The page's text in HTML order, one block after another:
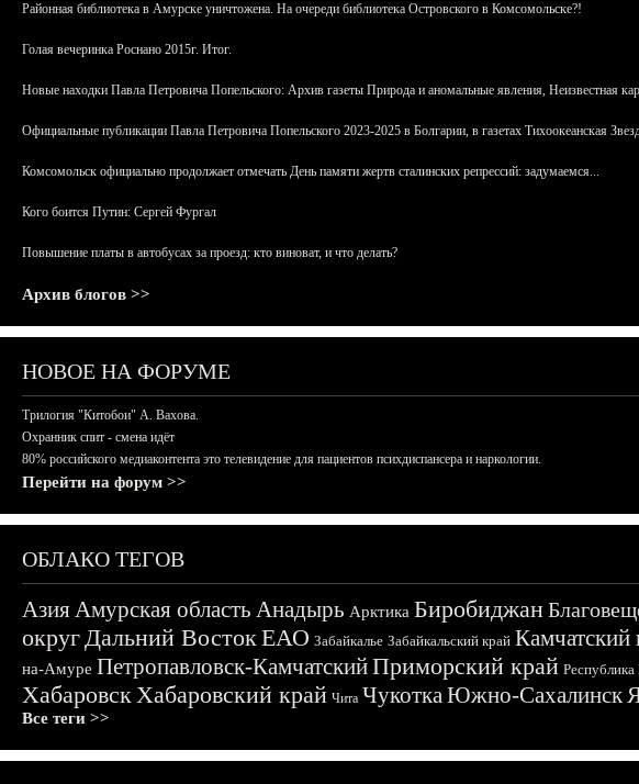
Районная библиотека в Амурске уничтожена. На очереди библиотека Островского в Комсомольске?!
Голая вечеринка Роснано 2015г. Итог.
Новые находки Павла Петровича Попельского: Архив газеты Природа и аномальные явления, Неизвестная
Официальные публикации Павла Петровича Попельского 2023-2025 в Болгарии, в газетах Тихоокеанская
Комсомольск официально продолжает отмечать День памяти жертв сталинских репрессий: задумаемся...
Кого боится Путин: Сергей Фургал
Повышение платы в автобусах за проезд: кто виноват, и что делать?
Архив блогов >>
НОВОЕ НА ФОРУМЕ
Трилогия "Китобои" А. Вахова.
Охранник спит - смена идёт
80% российского медиаконтента это телевидение для пациентов психдиспансера и наркологии.
Перейти на форум >>
ОБЛАКО ТЕГОВ
АзияАмурская область Анадырь Арктика Биробиджан
округДальний ВостокЕАО Забайкалье Забайкальский край Камчатский
на-Амуре Петропавловск-КамчатскийПриморский край Республика
ХабаровскХабаровский край Чита ЧукоткаЮжно-Сахалинск
Все теги >>